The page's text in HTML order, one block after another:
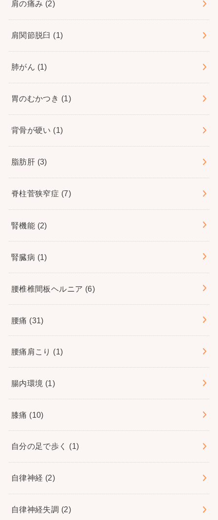
肩の痛み (2)
肩関節脱臼 (1)
肺がん (1)
胃のむかつき (1)
背骨が硬い (1)
脂肪肝 (3)
脊柱菅狭窄症 (7)
腎機能 (2)
腎臓病 (1)
腰椎椎間板ヘルニア (6)
腰痛 (31)
腰痛肩こり (1)
腸内環境 (1)
膝痛 (10)
自分の足で歩く (1)
自律神経 (2)
自律神経失調 (2)